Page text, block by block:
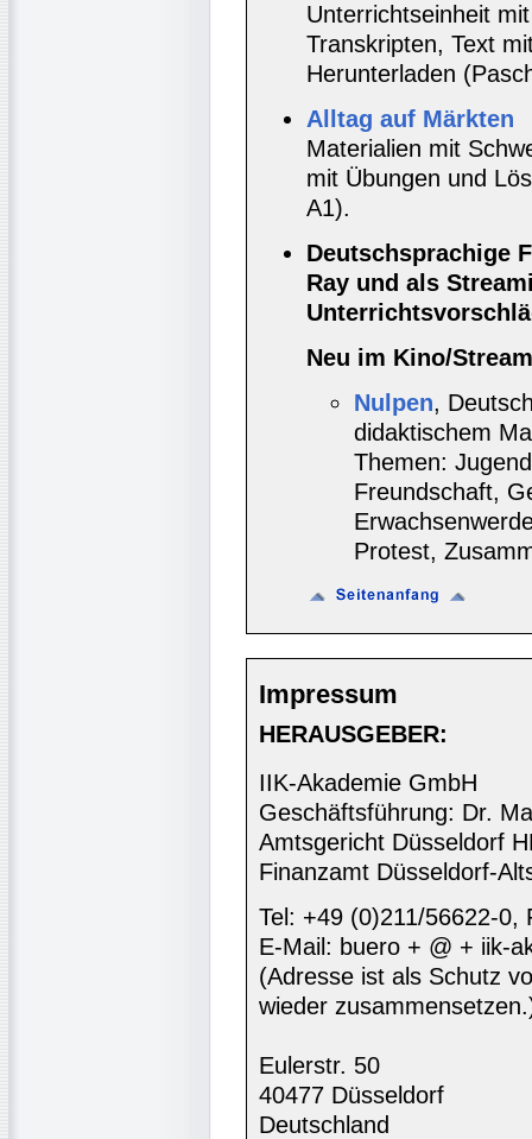
Unterrichtseinheit
Transkripten, Text
Herunterladen
Alltag auf Märkten
Materialien mit
mit Übungen und
A1).
Deutschsprachige
Ray und als
Neu im Kino/
Nulpen,
didaktischem
Themen:
Freundschaft,
Protest,
Impressum
HERAUSGEBER:
IIK-Akademie GmbH
Geschäftsführung: Dr.
Amtsgericht Düsseldorf
Finanzamt Düsseldorf-
Tel: +49 (0)211/56622-0,
E-Mail: buero + @ + iik-
(Adresse ist als Schutz
wieder
Eulerstr. 50
40477 Düsseldorf
Deutschland